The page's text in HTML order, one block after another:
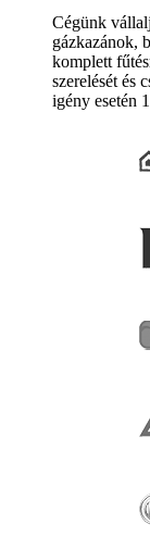
Cégünk
gázkazánok,
komplett
szerelését és
igény esetén